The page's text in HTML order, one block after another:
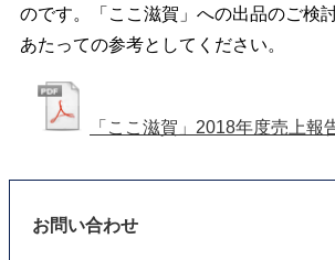
のです。
「ここ滋賀」への出品のご検
あたっての参考としてください。
「ここ滋賀」2018年度売上報
お問い合わせ